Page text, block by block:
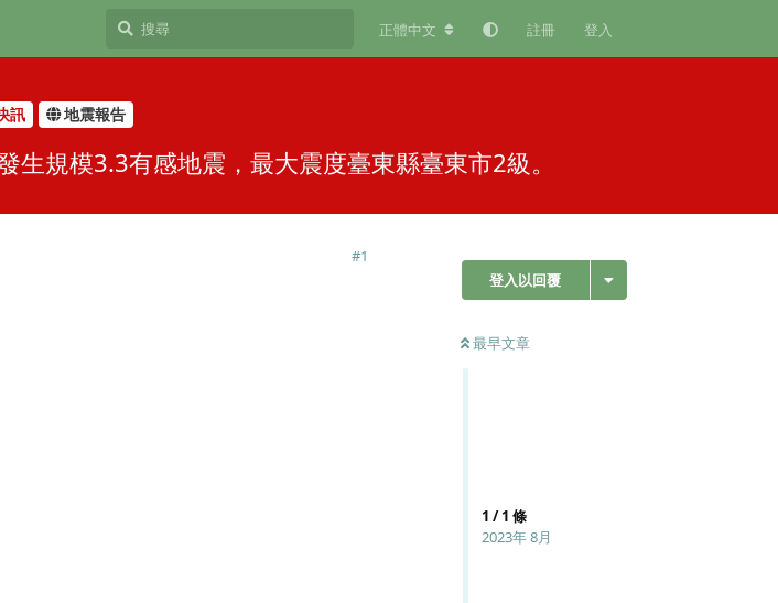
正體中文 註冊 登入
訊 地震報告
規模3.3有感地震，最大震度臺東縣臺東市2級。
登入以回覆
最早文章
1 /1 條
2023年 8月
#1